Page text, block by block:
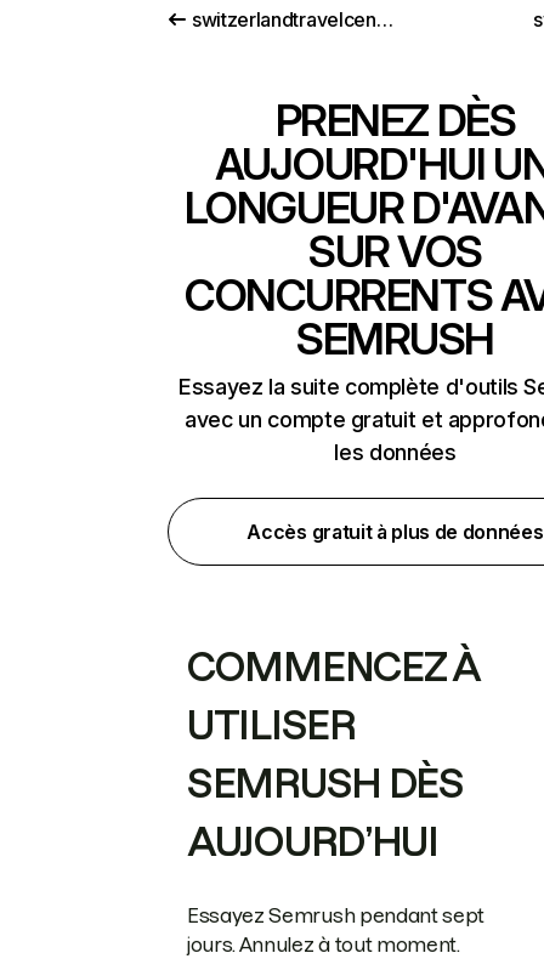
switzerlandtravelcentre.com
PRENEZ DÈS
AUJOURD'HUI
LONGUEUR
SUR VOS
CONCURRENTS
SEMRUSH
Essayez la suite complète d'outils
avec un compte gratuit et
les données
Accès gratuit à plus de données
COMMENCEZ À
UTILISER
SEMRUSH DÈS
AUJOURD’HUI
Essayez Semrush pendant sept
jours. Annulez à tout moment.